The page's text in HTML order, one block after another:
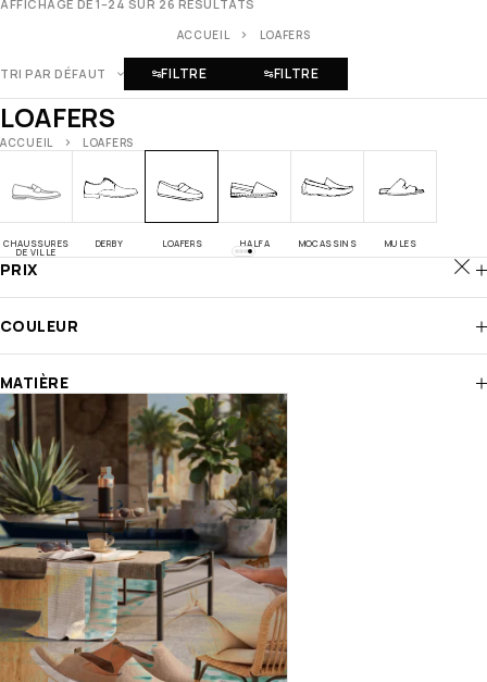
AFFICHAGE DE 1–24 SUR 26 RÉSULTATS
ACCUEIL LOAFERS
TRI PAR DÉFAUT FILTRE FILTRE
LOAFERS
ACCUEIL LOAFERS
CHAUSSURES
DE VILLE
DERBY LOAFERS HALFA MOCASSINS MULES
PRIX
COULEUR
MATIÈRE